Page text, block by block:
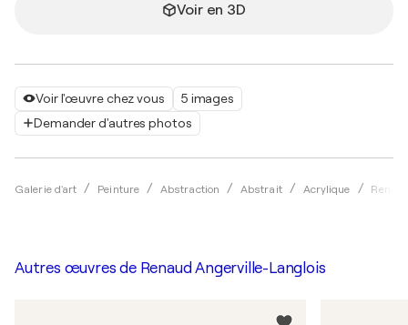
Voir l'œuvre chez vous
5 images
Demander d'autres photos
Galerie d'art Peinture Abstraction Abstrait Acrylique
Voir en 3D
Autres œuvres de Renaud Angerville-Langlois